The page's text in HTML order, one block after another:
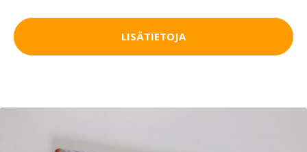
LISÄTIETOJA